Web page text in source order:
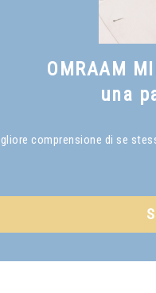
OMRAAM
una
comprensione di se